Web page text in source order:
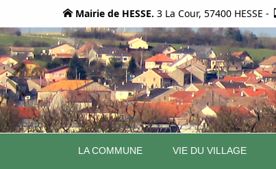
Mairie de HESSE. 3 La Cour, 57400 HESSE -
LA COMMUNE VIE DU VILLAGE